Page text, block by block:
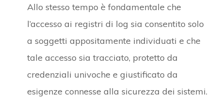
Allo stesso tempo è fondamentale che
l’accesso ai registri di log sia consentito solo
a soggetti appositamente individuati e che
tale accesso sia tracciato, protetto da
credenziali univoche e giustificato da
esigenze connesse alla sicurezza dei sistemi.